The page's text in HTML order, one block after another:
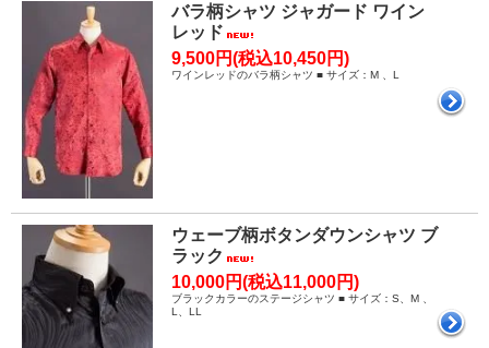
バラ柄シャツ ジャガード ワイン
レッド
9,500円(税込10,450円)
ワインレッドのバラ柄シャツ ■ サイズ：M 、L
ウェーブ柄ボタンダウンシャツ ブ
ラック
10,000円(税込11,000円)
ブラックカラーのステージシャツ ■ サイズ：S、M 、
L、LL